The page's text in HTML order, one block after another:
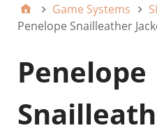
Game Systems
Penelope Snailleather
Penelope